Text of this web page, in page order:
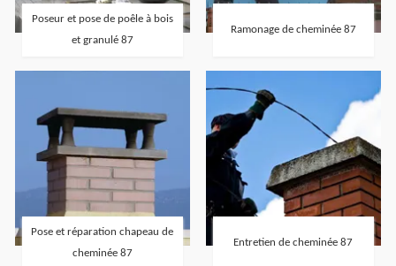
Poseur et pose de poêle à bois
et granulé 87
Ramonage de cheminée 87
Pose et réparation chapeau de
cheminée 87
Entretien de cheminée 87